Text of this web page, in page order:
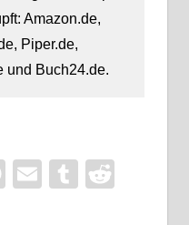
Amazon.de,
Piper.de,
und Buch24.de.
WhatsApp
EmailTumblr